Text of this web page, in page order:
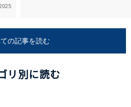
の記事を読む
リ別に読む